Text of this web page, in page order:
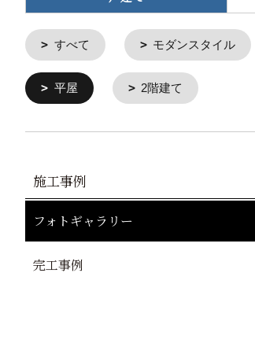
すべて モダンスタイル
平屋 2階建て
施工事例
フォトギャラリー
完工事例